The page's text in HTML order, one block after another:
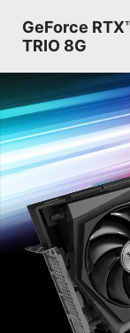
GeForce
TRIO 8G